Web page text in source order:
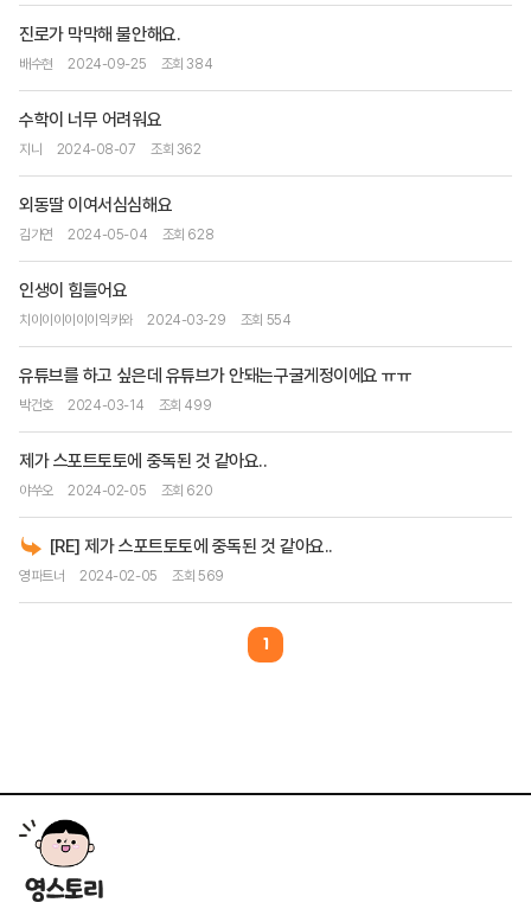
진로가 막막해 불안해요.
배수현 2024-09-25 조회 384
수학이 너무 어려워요
지니 2024-08-07 조회 362
외동딸 이여서심심해요
김가연 2024-05-04 조회 628
인생이 힘들어요
치이이이이이이익카와 2024-03-29 조회 554
유튜브를 하고 싶은데 유튜브가 안돼는구굴게정이에요 ㅠㅠ
박건호 2024-03-14 조회 499
제가 스포트토토에 중독된 것 같아요..
야쑤오 2024-02-05 조회 620
[RE] 제가 스포트토토에 중독된 것 같아요..
영파트너 2024-02-05 조회 569
1